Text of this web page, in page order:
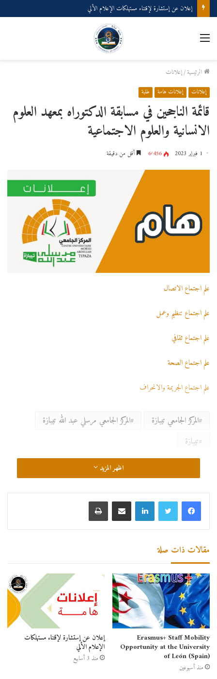
إعلان عن إستشارة لإقتناء مستهلكات الإعلام الألي
القائمة
الرئيسية/إعلانات
إعلانات إعلانات هامة طلبة
قائمة الناجحين في مسابقة الدكتوراه بمعهد العلوم
الانسانية والعلوم الاجتماعية
1 فبراير 2023 6٬456 أقل من دقيقة
علم اجتماع الاتصال
علم اجتماع تنظيم وعمل
علم اجتماع ثقافي
علم اجتماع الصحة
علم اجتماع الجريمة والانحراف
المركز الجامعي تيبازة
المركز الجامعي مرسلي عبد الله تيبازة
تيبازة
اظهر المزيد
لينكدإن مشاركة عبر البريد طباعة
مقالات ذات صلة
Erasmus+ Staff Mobility
Opportunity at the University
of León (Spain)
منذ أسبوعين
إعلان عن إستشارة لإقتناء مستهلكات
الإعلام الألي
منذ 3 أسابيع